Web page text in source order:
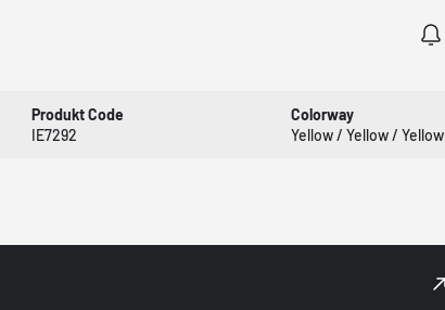
Produkt Code
IE7292
Colorway
Yellow / Yellow / Yellow